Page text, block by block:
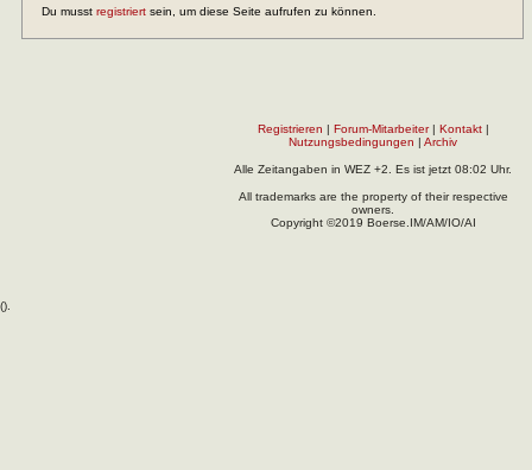
Du musst registriert sein, um diese Seite aufrufen zu können.
Registrieren | Forum-Mitarbeiter| Kontakt|
Nutzungsbedingungen | Archiv
Alle Zeitangaben in WEZ +2. Es ist jetzt 08:02 Uhr.
All trademarks are the property of their respective
owners.
Copyright ©2019 Boerse.IM/AM/IO/AI
().